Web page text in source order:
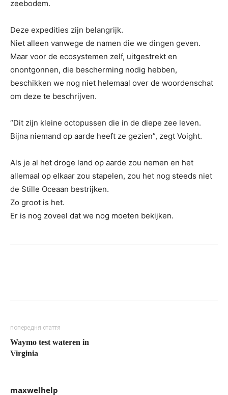
zeebodem.
Deze expedities zijn belangrijk.
Niet alleen vanwege de namen die we dingen geven.
Maar voor de ecosystemen zelf, uitgestrekt en
onontgonnen, die bescherming nodig hebben,
beschikken we nog niet helemaal over de woordenschat
om deze te beschrijven.
“Dit zijn kleine octopussen die in de diepe zee leven.
Bijna niemand op aarde heeft ze gezien”, zegt Voight.
Als je al het droge land op aarde zou nemen en het
allemaal op elkaar zou stapelen, zou het nog steeds niet
de Stille Oceaan bestrijken.
Zo groot is het.
Er is nog zoveel dat we nog moeten bekijken.
попередня стаття
Waymo test wateren in
Virginia
maxwelhelp